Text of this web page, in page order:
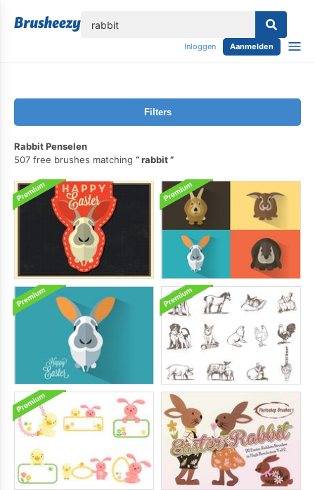
Inloggen Aanmelden
Filters
Rabbit Penselen
507 free brushes matching
rabbit